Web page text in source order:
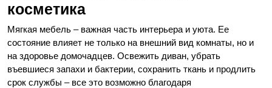
косметика
Мягкая мебель – важная часть интерьера и уюта. Ее
состояние влияет не только на внешний вид комнаты, но и
на здоровье домочадцев. Освежить диван, убрать
въевшиеся запахи и бактерии, сохранить ткань и продлить
срок службы – все это возможно благодаря